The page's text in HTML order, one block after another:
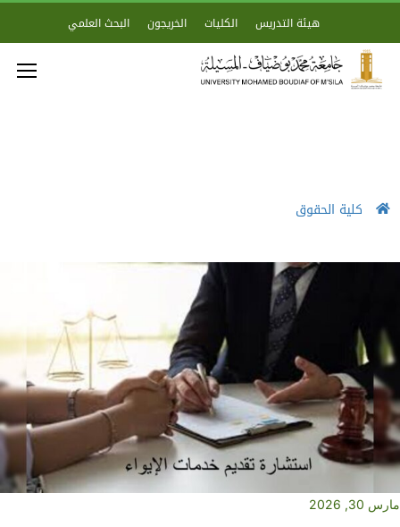
هيئة التدريس الكليات الخريجون البحث العلمي
كلية الحقوق
مارس 30, 2026